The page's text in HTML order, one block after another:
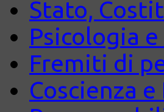
Stato,
Psicologia
Fremiti di
Coscienza